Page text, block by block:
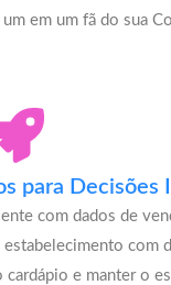
um em um fã do sua
para Decisões
com dados de
com
cardápio e manter o